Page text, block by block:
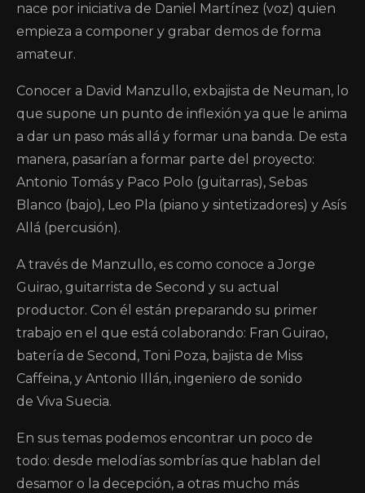
nace por iniciativa de Daniel Martínez (voz) quien
empieza a componer y grabar demos de forma
amateur.
Conocer a David Manzullo, exbajista de Neuman, lo
que supone un punto de inflexión ya que le anima
a dar un paso más allá y formar una banda. De esta
manera, pasarían a formar parte del proyecto:
Antonio Tomás y Paco Polo (guitarras), Sebas
Blanco (bajo), Leo Pla (piano y sintetizadores) y Asís
Allá (percusión).
A través de Manzullo, es como conoce a Jorge
Guirao, guitarrista de Second y su actual
productor. Con él están preparando su primer
trabajo en el que está colaborando: Fran Guirao,
batería de Second, Toni Poza, bajista de Miss
Caffeina, y Antonio Illán, ingeniero de sonido
de Viva Suecia.
En sus temas podemos encontrar un poco de
todo: desde melodías sombrías que hablan del
desamor o la decepción, a otras mucho más